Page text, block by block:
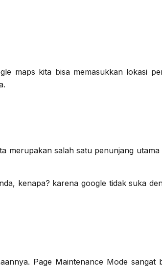
maps kita bisa memasukkan lokasi
merupakan salah satu penunjang
kenapa? karena google tidak suka
Page Maintenance Mode